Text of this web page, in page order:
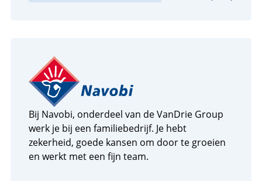
Bij Navobi, onderdeel van de VanDrie Group
werk je bij een familiebedrijf. Je hebt
zekerheid, goede kansen om door te groeien
en werkt met een fijn team.